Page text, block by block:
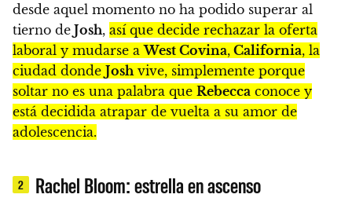
desde aquel momento no ha podido superar al
tierno de Josh, así que decide rechazar la oferta
laboral y mudarse aWest Covina, California, la
ciudad donde Josh vive, simplemente porque
soltar no es una palabra que Rebecca conoce y
está decidida atrapar de vuelta a su amor de
adolescencia.
2 Rachel Bloom: estrella en ascenso